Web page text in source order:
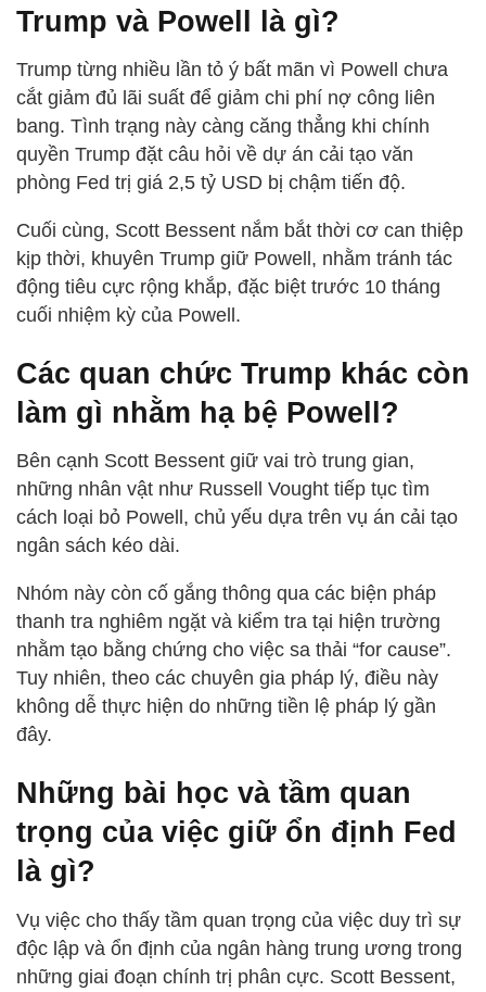
Trump và Powell là gì?
Trump từng nhiều lần tỏ ý bất mãn vì Powell chưa
cắt giảm đủ lãi suất để giảm chi phí nợ công liên
bang. Tình trạng này càng căng thẳng khi chính
quyền Trump đặt câu hỏi về dự án cải tạo văn
phòng Fed trị giá 2,5 tỷ USD bị chậm tiến độ.
Cuối cùng, Scott Bessent nắm bắt thời cơ can thiệp
kịp thời, khuyên Trump giữ Powell, nhằm tránh tác
động tiêu cực rộng khắp, đặc biệt trước 10 tháng
cuối nhiệm kỳ của Powell.
Các quan chức Trump khác còn
làm gì nhằm hạ bệ Powell?
Bên cạnh Scott Bessent giữ vai trò trung gian,
những nhân vật như Russell Vought tiếp tục tìm
cách loại bỏ Powell, chủ yếu dựa trên vụ án cải tạo
ngân sách kéo dài.
Nhóm này còn cố gắng thông qua các biện pháp
thanh tra nghiêm ngặt và kiểm tra tại hiện trường
nhằm tạo bằng chứng cho việc sa thải “for cause”.
Tuy nhiên, theo các chuyên gia pháp lý, điều này
không dễ thực hiện do những tiền lệ pháp lý gần
đây.
Những bài học và tầm quan
trọng của việc giữ ổn định Fed
là gì?
Vụ việc cho thấy tầm quan trọng của việc duy trì sự
độc lập và ổn định của ngân hàng trung ương trong
những giai đoạn chính trị phân cực. Scott Bessent,